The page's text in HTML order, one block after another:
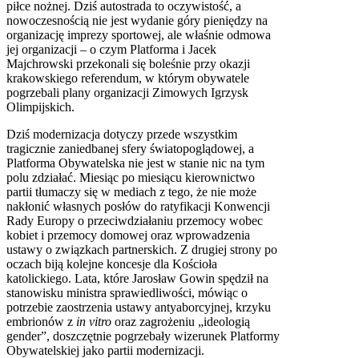
piłce nożnej. Dziś autostrada to oczywistość, a
nowoczesnością nie jest wydanie góry pieniędzy na
organizację imprezy sportowej, ale właśnie odmowa
jej organizacji – o czym Platforma i Jacek
Majchrowski przekonali się boleśnie przy okazji
krakowskiego referendum, w którym obywatele
pogrzebali plany organizacji Zimowych Igrzysk
Olimpijskich.
Dziś modernizacja dotyczy przede wszystkim
tragicznie zaniedbanej sfery światopoglądowej, a
Platforma Obywatelska nie jest w stanie nic na tym
polu zdziałać. Miesiąc po miesiącu kierownictwo
partii tłumaczy się w mediach z tego, że nie może
nakłonić własnych posłów do ratyfikacji Konwencji
Rady Europy o przeciwdziałaniu przemocy wobec
kobiet i przemocy domowej oraz wprowadzenia
ustawy o związkach partnerskich. Z drugiej strony po
oczach biją kolejne koncesje dla Kościoła
katolickiego. Lata, które Jarosław Gowin spędził na
stanowisku ministra sprawiedliwości, mówiąc o
potrzebie zaostrzenia ustawy antyaborcyjnej, krzyku
embrionów z in vitro oraz zagrożeniu „ideologią
gender”, doszczętnie pogrzebały wizerunek Platformy
Obywatelskiej jako partii modernizacji.